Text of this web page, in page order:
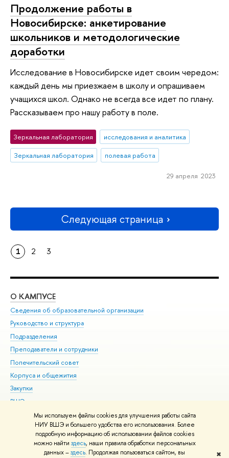
Мы используем файлы cookies для улучшения работы сайта
НИУ ВШЭ и большего удобства его использования. Более
подробную информацию об использовании файлов cookies
можно найти здесь, наши правила обработки персональных
данных –здесь. Продолжая пользоваться сайтом, вы
✖
Продолжение работы в
Новосибирске: анкетирование
школьников и методологические
доработки
Исследование в Новосибирске идет своим чередом:
каждый день мы приезжаем в школу и опрашиваем
учащихся школ. Однако не всегда все идет по плану.
Рассказываем про нашу работу в поле.
Зеркальная лаборатория
исследования и аналитика
Зеркальная лаборатория
полевая работа
29 апреля 2023
Следующая страница
1 2 3
О КАМПУСЕ
Сведения об образовательной организации
Руководство и структура
Подразделения
Преподаватели и сотрудники
Попечительский совет
Корпуса и общежития
Закупки
ВШЭ для студентов с ограниченными возможностями
здоровья и инвалидностью
Версия для слабовидящих
Единая платежная страница